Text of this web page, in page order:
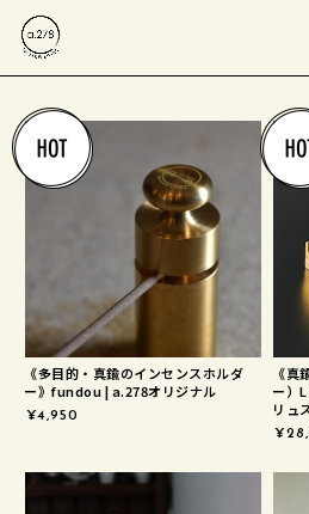
《多目的・真鍮のインセンスホルダ
ー》fundou | a.278オリジナル
¥4,950
《真
ー）
リュ